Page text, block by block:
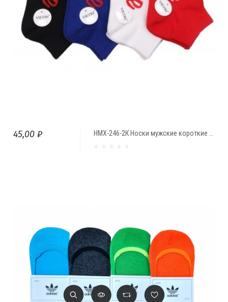
НМХ-246-2К Носки мужские короткие цветные
45,00 ₽